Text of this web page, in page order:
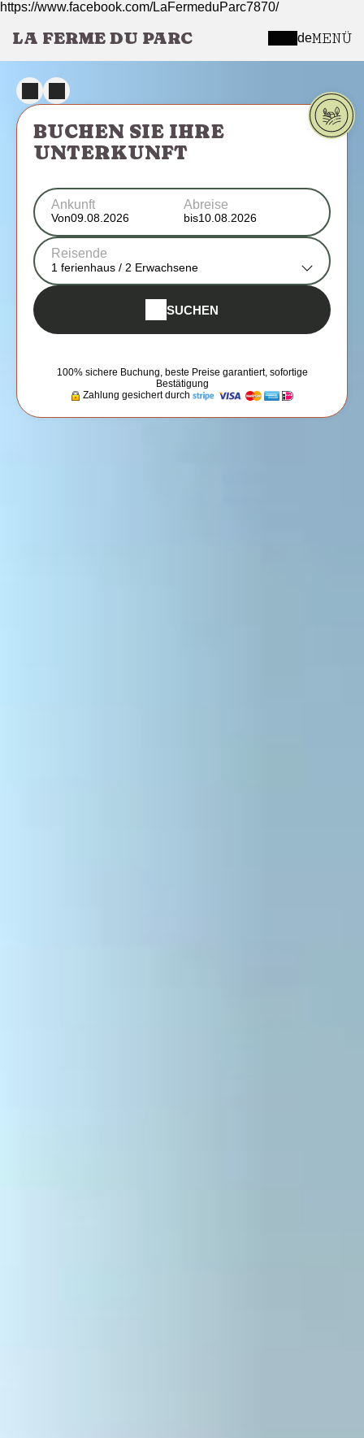
https://www.facebook.com/LaFermeduParc7870/
LA FERME DU PARC deMENÜ
BUCHEN SIE IHRE
UNTERKUNFT
Ankunft
Von
Abreise
bis
Reisende
1 ferienhaus / 2 Erwachsene
SUCHEN
100% sichere Buchung, beste Preise garantiert, sofortige
Bestätigung
Zahlung gesichert durch